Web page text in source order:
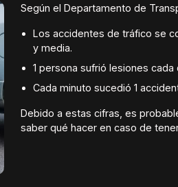
Según el Departamento de
Los accidentes de tráfico se
y media.
1 persona sufrió lesiones
Cada minuto sucedió 1
Debido a estas cifras, es
saber qué hacer en caso de